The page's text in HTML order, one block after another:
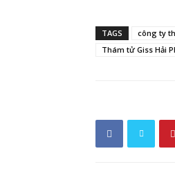
phòng,
TAGS công ty
Thám tử Giss Hải